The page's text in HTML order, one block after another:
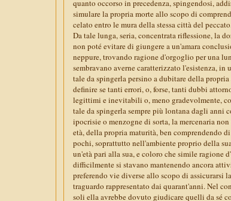
quanto occorso in precedenza, spingendosi,
simulare la propria morte allo scopo di
celato entro le mura della stessa città del
Da tale lunga, seria, concentrata riflessione, la
non poté evitare di giungere a un'amara
neppure, trovando ragione d'orgoglio per una
sembravano averne caratterizzato l'esistenza,
tale da spingerla persino a dubitare della
definire se tanti errori, o, forse, tanti dubbi
legittimi e inevitabili o, meno gradevolmente,
tale da spingerla sempre più lontana dagli anni
ipocrisie o menzogne di sorta, la mercenaria
età, della propria maturità, ben comprendendo
pochi, soprattutto nell'ambiente proprio della
un'età pari alla sua, e coloro che simile ragione
difficilmente si stavano mantenendo ancora
preferendo vie diverse allo scopo di assicurarsi
traguardo rappresentato dai quarant'anni. Nel
soli ella avrebbe dovuto giudicare quelli da sé